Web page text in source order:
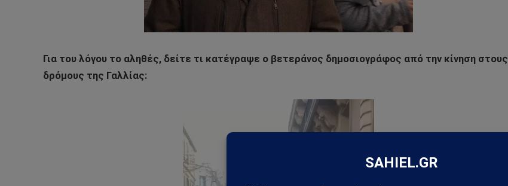
Για του λόγου το αληθές, δείτε τι κατέγραψε ο βετεράνος δημοσιογράφος από την κίνηση στους
δρόμους της Γαλλίας:
Πρόγραμμα
Αναπαραγωγής